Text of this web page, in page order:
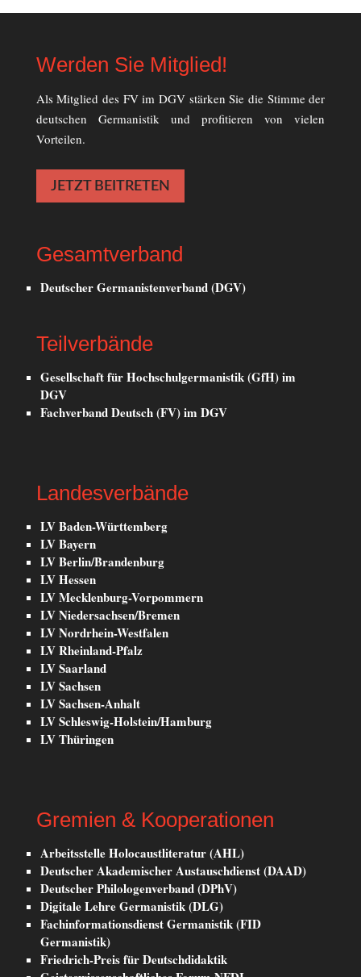
Werden Sie Mitglied!
Als Mitglied des FV im DGV stärken Sie die Stimme der
deutschen Germanistik und profitieren von vielen
Vorteilen.
JETZT BEITRETEN
Gesamtverband
Deutscher Germanistenverband (DGV)
Teilverbände
Gesellschaft für Hochschulgermanistik (GfH) im
DGV
Fachverband Deutsch (FV) im DGV
Landesverbände
LV Baden-Württemberg
LV Bayern
LV Berlin/Brandenburg
LV Hessen
LV Mecklenburg-Vorpommern
LV Niedersachsen/Bremen
LV Nordrhein-Westfalen
LV Rheinland-Pfalz
LV Saarland
LV Sachsen
LV Sachsen-Anhalt
LV Schleswig-Holstein/Hamburg
LV Thüringen
Gremien & Kooperationen
Arbeitsstelle Holocaustliteratur (AHL)
Deutscher Akademischer Austauschdienst (DAAD)
Deutscher Philologenverband (DPhV)
Digitale Lehre Germanistik (DLG)
Fachinformationsdienst Germanistik (FID
Germanistik)
Friedrich-Preis für Deutschdidaktik